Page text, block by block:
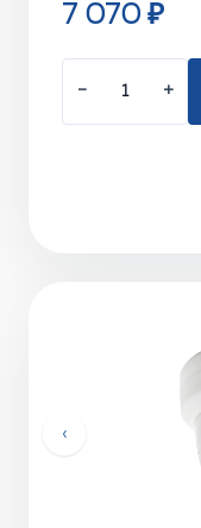
7 070 ₽
− +
‹